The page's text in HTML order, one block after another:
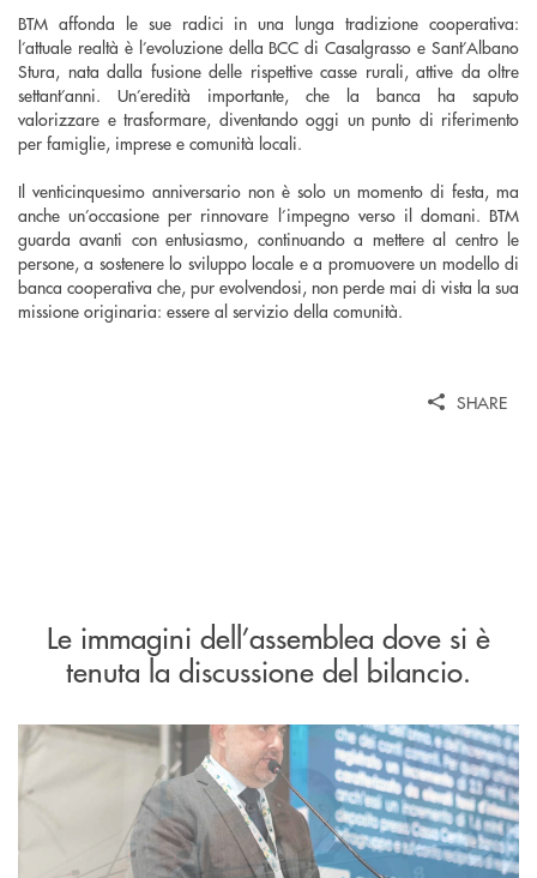
BTM affonda le sue radici in una lunga tradizione cooperativa:
l’attuale realtà è l’evoluzione della BCC di Casalgrasso e Sant’Albano
Stura, nata dalla fusione delle rispettive casse rurali, attive da oltre
settant’anni. Un’eredità importante, che la banca ha saputo
valorizzare e trasformare, diventando oggi un punto di riferimento
per famiglie, imprese e comunità locali.
Il venticinquesimo anniversario non è solo un momento di festa, ma
anche un’occasione per rinnovare l’impegno verso il domani. BTM
guarda avanti con entusiasmo, continuando a mettere al centro le
persone, a sostenere lo sviluppo locale e a promuovere un modello di
banca cooperativa che, pur evolvendosi, non perde mai di vista la sua
missione originaria: essere al servizio della comunità.
SHARE
Le immagini dell’assemblea dove si è
tenuta la discussione del bilancio.